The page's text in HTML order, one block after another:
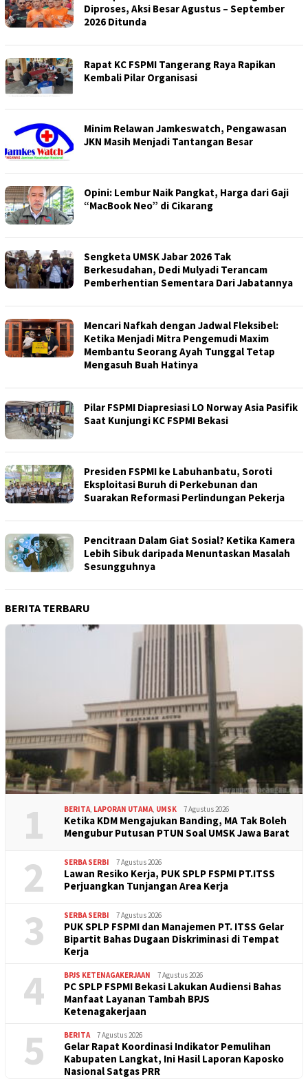
Diproses, Aksi Besar Agustus – September
2026 Ditunda
Rapat KC FSPMI Tangerang Raya Rapikan
Kembali Pilar Organisasi
Minim Relawan Jamkeswatch, Pengawasan
JKN Masih Menjadi Tantangan Besar
Opini: Lembur Naik Pangkat, Harga dari Gaji
“MacBook Neo” di Cikarang
Sengketa UMSK Jabar 2026 Tak
Berkesudahan, Dedi Mulyadi Terancam
Pemberhentian Sementara Dari Jabatannya
Mencari Nafkah dengan Jadwal Fleksibel:
Ketika Menjadi Mitra Pengemudi Maxim
Membantu Seorang Ayah Tunggal Tetap
Mengasuh Buah Hatinya
Pilar FSPMI Diapresiasi LO Norway Asia Pasifik
Saat Kunjungi KC FSPMI Bekasi
Presiden FSPMI ke Labuhanbatu, Soroti
Eksploitasi Buruh di Perkebunan dan
Suarakan Reformasi Perlindungan Pekerja
Pencitraan Dalam Giat Sosial? Ketika Kamera
Lebih Sibuk daripada Menuntaskan Masalah
Sesungguhnya
BERITA TERBARU
1 BERITA, LAPORAN UTAMA, UMSK 7 Agustus 2026
Ketika KDM Mengajukan Banding, MA Tak Boleh
Mengubur Putusan PTUN Soal UMSK Jawa Barat
2 SERBA SERBI 7 Agustus 2026
Lawan Resiko Kerja, PUK SPLP FSPMI PT.ITSS
Perjuangkan Tunjangan Area Kerja
3 SERBA SERBI 7 Agustus 2026
PUK SPLP FSPMI dan Manajemen PT. ITSS Gelar
Bipartit Bahas Dugaan Diskriminasi di Tempat
Kerja
4 BPJS KETENAGAKERJAAN 7 Agustus 2026
PC SPLP FSPMI Bekasi Lakukan Audiensi Bahas
Manfaat Layanan Tambah BPJS
Ketenagakerjaan
5 BERITA 7 Agustus 2026
Gelar Rapat Koordinasi Indikator Pemulihan
Kabupaten Langkat, Ini Hasil Laporan Kaposko
Nasional Satgas PRR